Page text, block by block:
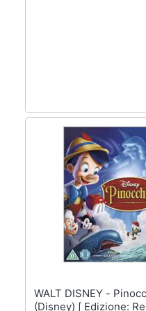
WALT DISNEY - Pinocchio
(Disney) [ Edizione: